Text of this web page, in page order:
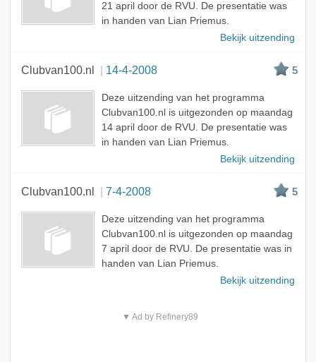
21 april door de RVU. De presentatie was
in handen van Lian Priemus.
Bekijk uitzending
Clubvan100.nl 14-4-2008 5
Deze uitzending van het programma
Clubvan100.nl is uitgezonden op maandag
14 april door de RVU. De presentatie was
in handen van Lian Priemus.
Bekijk uitzending
Clubvan100.nl 7-4-2008 5
Deze uitzending van het programma
Clubvan100.nl is uitgezonden op maandag
7 april door de RVU. De presentatie was in
handen van Lian Priemus.
Bekijk uitzending
▼ Ad by Refinery89